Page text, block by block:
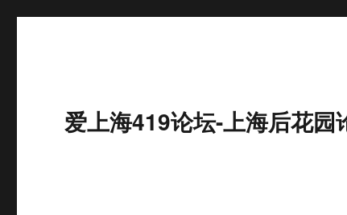
爱上海419论坛-上海后花